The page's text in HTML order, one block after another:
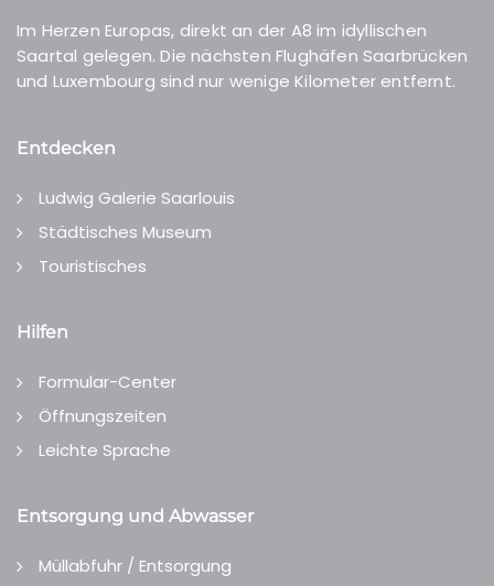
Im Herzen Europas, direkt an der A8 im idyllischen
Saartal gelegen. Die nächsten Flughäfen Saarbrücken
und Luxembourg sind nur wenige Kilometer entfernt.
Entdecken
Ludwig Galerie Saarlouis
Städtisches Museum
Touristisches
Hilfen
Formular-Center
Öffnungszeiten
Leichte Sprache
Entsorgung und Abwasser
Müllabfuhr / Entsorgung